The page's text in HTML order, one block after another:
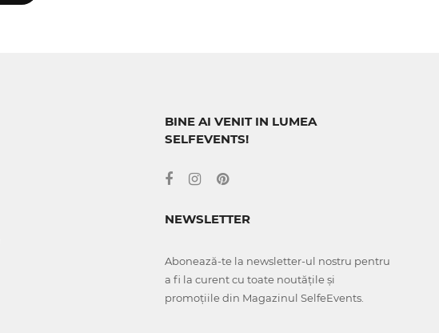
BINE AI VENIT IN LUMEA
SELFEVENTS!
NEWSLETTER
Abonează-te la newsletter-ul nostru pentru
a fi la curent cu toate noutățile și
promoțiile din Magazinul SelfeEvents.